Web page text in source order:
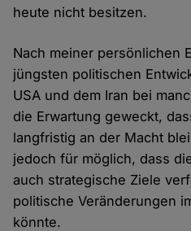
heute nicht besitzen.
Nach meiner persönlichen
jüngsten politischen
USA und dem Iran bei
die Erwartung geweckt,
langfristig an der Macht
jedoch für möglich, dass
auch strategische Ziele
politische Veränderungen
könnte.